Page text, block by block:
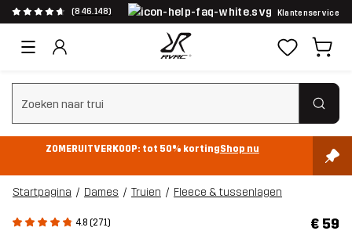
(846.148) Klantenservice
Zoeken wissen
ZOMERUITVERKOOP: tot 50% kortingShop nu
Startpagina Dames Truien Fleece & tussenlagen
4.8 (271) € 59